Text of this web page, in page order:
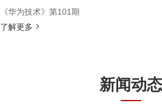
《华为技术》第101期
了解更多
新闻动态